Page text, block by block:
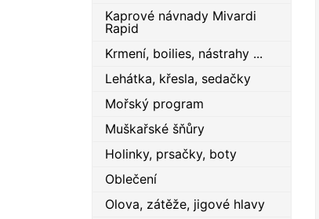
Kaprové návnady Mivardi
Rapid
Krmení, boilies, nástrahy ...
Lehátka, křesla, sedačky
Mořský program
Muškařské šňůry
Holinky, prsačky, boty
Oblečení
Olova, zátěže, jigové hlavy